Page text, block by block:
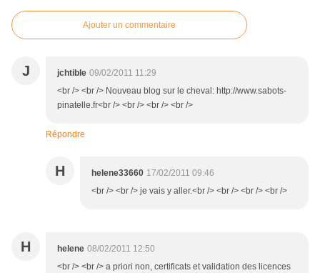
Ajouter un commentaire
J jchtible 09/02/2011 11:29
<br /> <br /> Nouveau blog sur le cheval: http://www.sabots-
pinatelle.fr<br /> <br /> <br /> <br />
Répondre
H helene33660 17/02/2011 09:46
<br /> <br /> je vais y aller.<br /> <br /> <br /> <br />
H helene 08/02/2011 12:50
<br /> <br /> a priori non, certificats et validation des licences